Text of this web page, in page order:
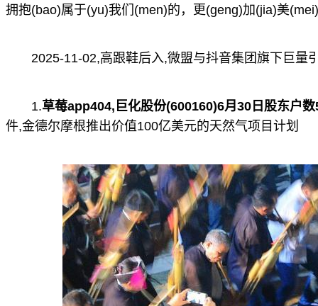
拥抱(bao)属于(yu)我们(men)的，更(geng)加(jia)美
2025-11-02,高跟鞋后入,微盟与抖音集团旗下巨量
1.草莓app404,巨化股份(600160)6月30日股东户
件,金德尔摩根推出价值100亿美元的天然气项目计划